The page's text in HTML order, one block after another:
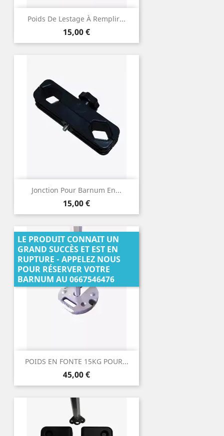
Poids De Lestage À Remplir...
Prix
15,00 €
Jonction Pour Barnum En...
Prix
15,00 €
POIDS EN FONTE 15KG POUR...
Prix
45,00 €
LE PRODUIT CONNAIT UN
GRAND SUCCÈS ET EST EN
RUPTURE - APPELEZ NOUS
POUR RÉSERVER VOTRE
BARNUM AU 0667546476